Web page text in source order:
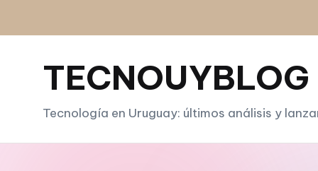
Saltar
TECNOUYBLOG
Tecnología en Uruguay: últimos análisis y